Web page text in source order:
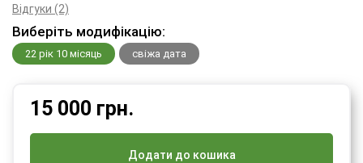
15 000 грн.
Додати до кошика
Відгуки (2)
Виберіть модифікацію:
22 рік 10 місяць свіжа дата